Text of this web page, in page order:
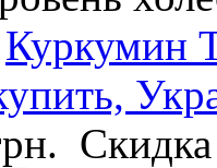
Куркумин